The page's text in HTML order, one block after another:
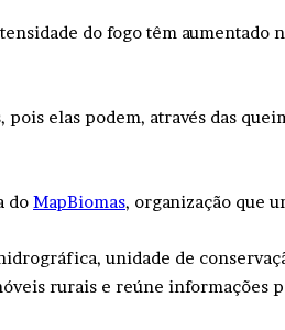
do fogo têm aumentado
elas podem, através das
do MapBiomas, organização que
unidade de
rurais e reúne informações